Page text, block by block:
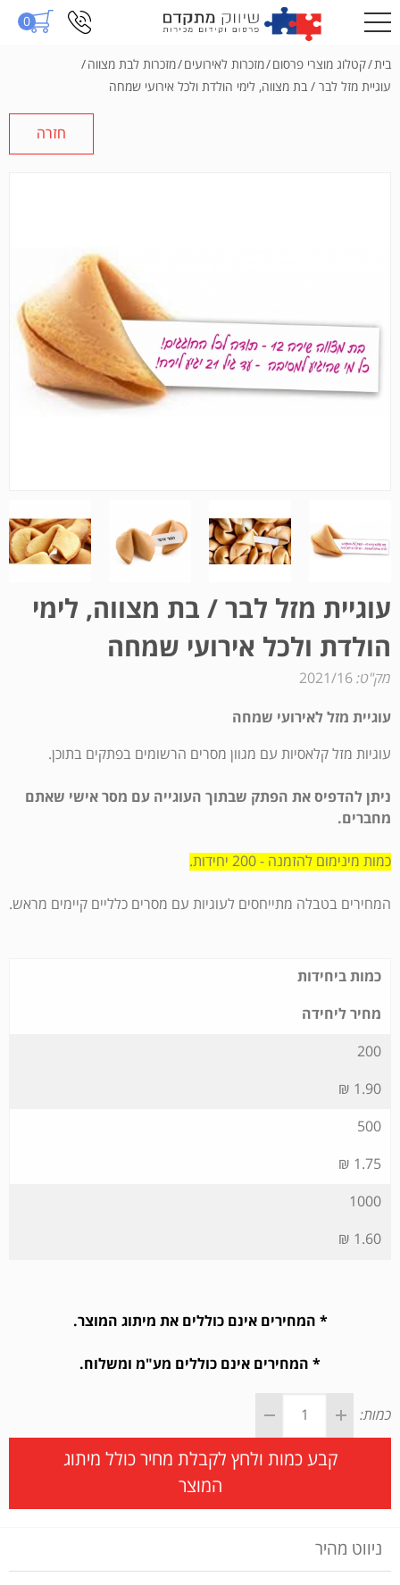
0
בית/קטלוג מוצרי פרסום/מזכרות לאירועים/מזכרות לבת מצווה/
עוגיית מזל לבר / בת מצווה, לימי הולדת ולכל אירועי שמחה
חזרה
עוגיית מזל לבר / בת מצווה, לימי
הולדת ולכל אירועי שמחה
מק"ט: 2021/16
עוגיית מזל לאירועי שמחה
עוגיות מזל קלאסיות עם מגוון מסרים הרשומים בפתקים בתוכן.
ניתן להדפיס את הפתק שבתוך העוגייה עם מסר אישי שאתם
מחברים.
כמות מינימום להזמנה - 200 יחידות.
המחירים בטבלה מתייחסים לעוגיות עם מסרים כלליים קיימים מראש.
כמות ביחידות
מחיר ליחידה
200
1.90 ₪
500
1.75 ₪
1000
1.60 ₪
* המחירים אינם כוללים את מיתוג המוצר.
* המחירים אינם כוללים מע"מ ומשלוח.
כמות:
קבע כמות ולחץ לקבלת מחיר כולל מיתוג
המוצר
ניווט מהיר